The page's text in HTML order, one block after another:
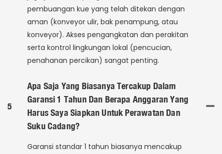
pembuangan kue yang telah ditekan dengan
aman (konveyor ulir, bak penampung, atau
konveyor). Akses pengangkatan dan perakitan
serta kontrol lingkungan lokal (pencucian,
penahanan percikan) sangat penting.
5
Apa Saja Yang Biasanya Tercakup Dalam
Garansi 1 Tahun Dan Berapa Anggaran Yang
Harus Saya Siapkan Untuk Perawatan Dan
Suku Cadang?
Garansi standar 1 tahun biasanya mencakup